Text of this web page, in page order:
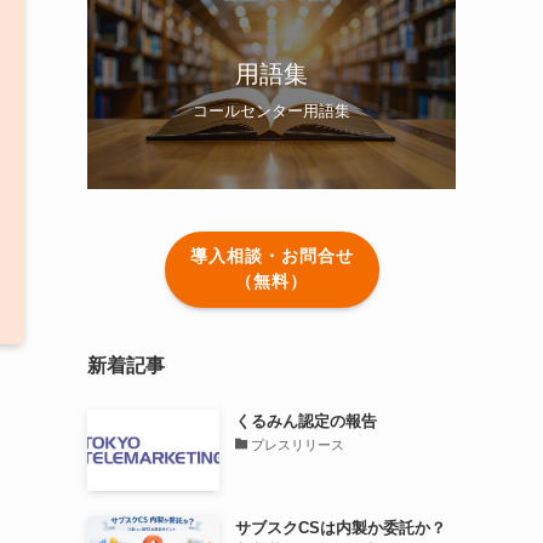
用語集
コールセンター用語集
導入相談・お問合せ
（無料）
新着記事
くるみん認定の報告
プレスリリース
サブスクCSは内製か委託か？